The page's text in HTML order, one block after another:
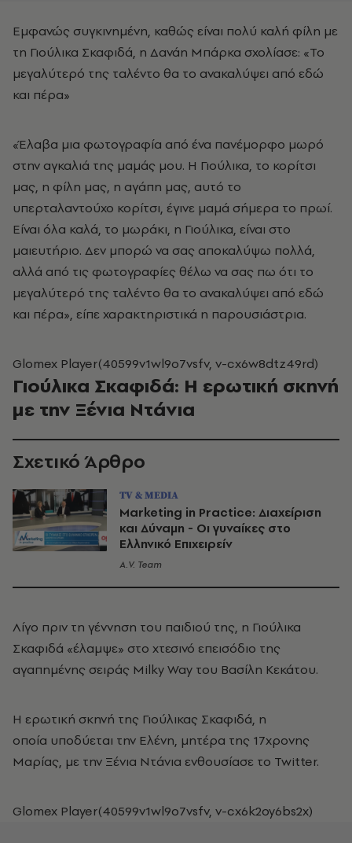
Εμφανώς συγκινημένη, καθώς είναι πολύ καλή φίλη με
τη Γιούλικα Σκαφιδά, η Δανάη Μπάρκα σχολίασε: «Το
μεγαλύτερό της ταλέντο θα το ανακαλύψει από εδώ
και πέρα»
«Έλαβα μια φωτογραφία από ένα πανέμορφο μωρό
στην αγκαλιά της μαμάς μου. Η Γιούλικα, το κορίτσι
μας, η φίλη μας, η αγάπη μας, αυτό το
υπερταλαντούχο κορίτσι, έγινε μαμά σήμερα το πρωί.
Είναι όλα καλά, το μωράκι, η Γιούλικα, είναι στο
μαιευτήριο. Δεν μπορώ να σας αποκαλύψω πολλά,
αλλά από τις φωτογραφίες θέλω να σας πω ότι το
μεγαλύτερό της ταλέντο θα το ανακαλύψει από εδώ
και πέρα», είπε χαρακτηριστικά η παρουσιάστρια.
Glomex Player(40599v1wl9o7vsfv, v-cx6w8dtz49rd)
Γιούλικα Σκαφιδά: Η ερωτική σκηνή
με την Ξένια Ντάνια
Σχετικό Άρθρο
TV & MEDIA
Marketing in Practice: Διαχείριση
και Δύναμη - Οι γυναίκες στο
Ελληνικό Επιχειρείν
A.V. Team
Λίγο πριν τη γέννηση του παιδιού της, η Γιούλικα
Σκαφιδά «έλαμψε» στο χτεσινό επεισόδιο της
αγαπημένης σειράς Milky Way του Βασίλη Κεκάτου.
Η ερωτική σκηνή της Γιούλικας Σκαφιδά, η
οποία υποδύεται την Ελένη, μητέρα της 17χρονης
Μαρίας, με την Ξένια Ντάνια ενθουσίασε το Twitter.
Glomex Player(40599v1wl9o7vsfv, v-cx6k2oy6bs2x)